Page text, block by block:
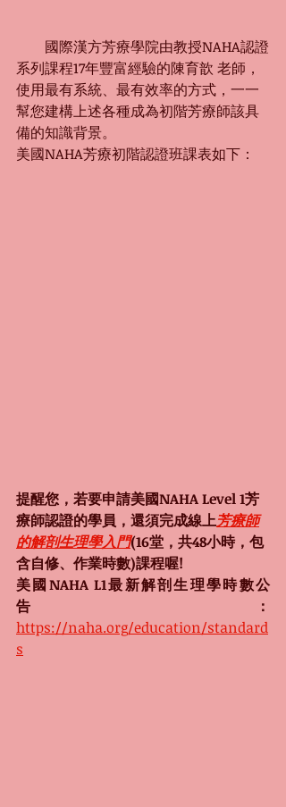
國際漢方芳療學院由教授NAHA認證
系列課程17年豐富經驗的陳育歆 老師，
使用最有系統、最有效率的方式，一一
幫您建構上述各種成為初階芳療師該具
備的知識背景。
美國NAHA芳療初階認證班課表如下：
提醒您，若要申請美國NAHA Level 1芳
療師認證的學員，還須完成線上芳療師
的解剖生理學入門(16堂，共48小時，包
含自修、作業時數)課程喔!
美國NAHA L1最新解剖生理學時數公
告：
https://naha.org/education/standard
s